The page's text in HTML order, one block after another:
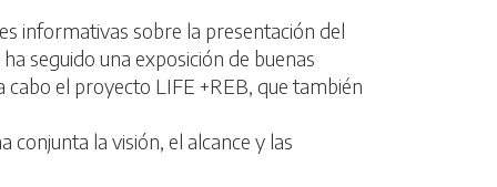
informativas sobre la presentación del
seguido una exposición de buenas
cabo el proyecto LIFE +REB, que también
la visión, el alcance y las